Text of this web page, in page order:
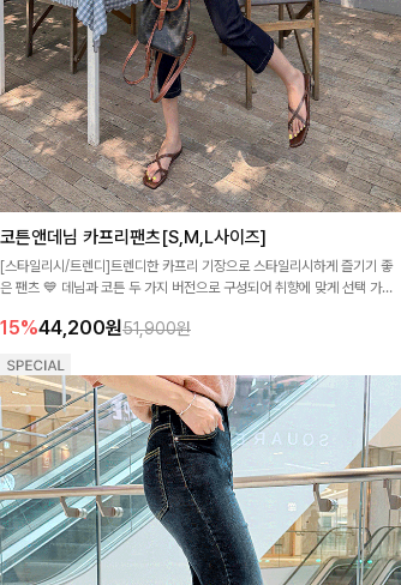
코튼앤데님 카프리팬츠[S,M,L사이즈]
[스타일리시/트렌디]트렌디한 카프리 기장으로 스타일리시하게 즐기기 좋
은 팬츠 💙 데님과 코튼 두 가지 버전으로 구성되어 취향에 맞게 선택 가능
15%44,200원51,900원